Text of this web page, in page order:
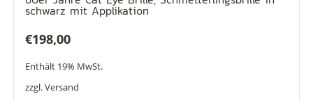
schwarz mit Applikation
€198,00
Enthält 19% MwSt.
zzgl.Versand